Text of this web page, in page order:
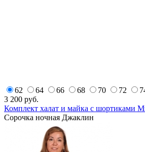
62 64 66 68 70 72
3 200 руб.
Комплект халат и майка с шортиками
Сорочка ночная Джаклин